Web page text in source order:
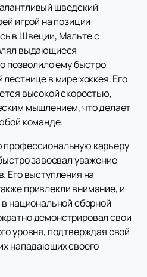
шведский
игрой на позиции
в Швеции, Мальте с
выдающиеся
позволило ему быстро
в мире хоккея. Его
высокой скоростью,
мышлением, что делает
команде.
карьеру
завоевал уважение
Его выступления на
привлекли внимание, и
национальной сборной
демонстрировал свои
уровня, подтверждая свой
нападающих своего